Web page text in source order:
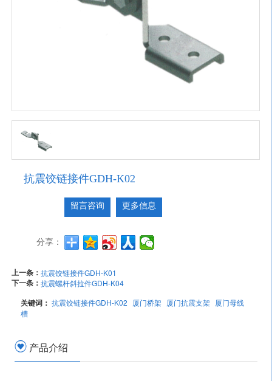
抗震饺链接件GDH-K02
留言咨询 更多信息
分享：
上一条：抗震饺链接件GDH-K01
下一条：抗震螺杆斜拉件GDH-K04
关键词：抗震饺链接件GDH-K02 厦门桥架 厦门抗震支架 厦门母线
槽
产品介绍